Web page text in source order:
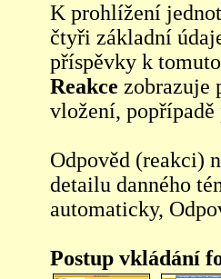
K prohlížení
čtyři základní
příspěvky k
Reakce zobrazuje
vložení, popřípadě
Odpověd (reakci)
detailu danného
automaticky,
Postup vkládání